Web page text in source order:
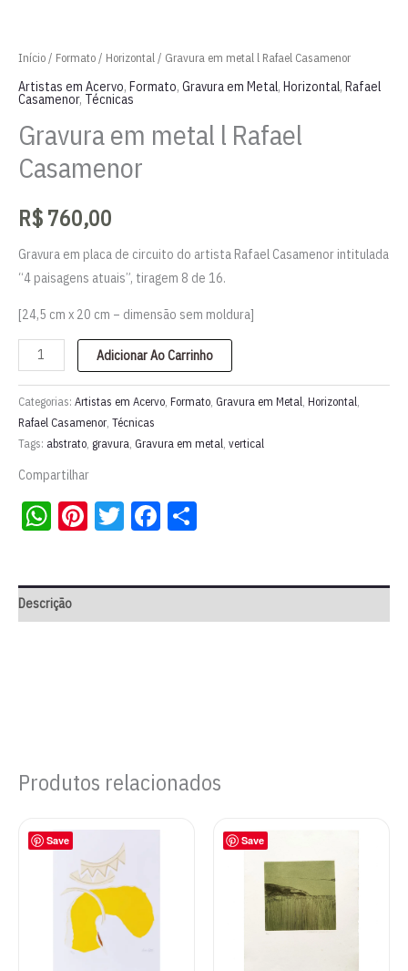
Início/ Formato/ Horizontal/ Gravura em metal l Rafael Casamenor
Artistas em Acervo, Formato, Gravura em Metal, Horizontal, Rafael
Casamenor, Técnicas
Gravura em metal l Rafael
Casamenor
R$760,00
Gravura em placa de circuito do artista Rafael Casamenor intitulada
“4 paisagens atuais”, tiragem 8 de 16.
[24,5 cm x 20 cm – dimensão sem moldura]
Gravura
em
metal
l
Rafael
Casamenor
Adicionar Ao Carrinho
Categorias: Artistas em Acervo Formato Gravura em Metal Horizontal
Rafael Casamenor Técnicas
Tags: abstrato gravura Gravura em metal vertical
Compartilhar
WhatsApp
Pinterest
TwitterFacebook
Descrição
Produtos relacionados
Save Save